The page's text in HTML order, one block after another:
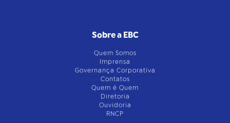
Sobre a EBC
Quem Somos
Imprensa
Governança Corporativa
Contatos
Quem é Quem
Diretoria
Ouvidoria
RNCP